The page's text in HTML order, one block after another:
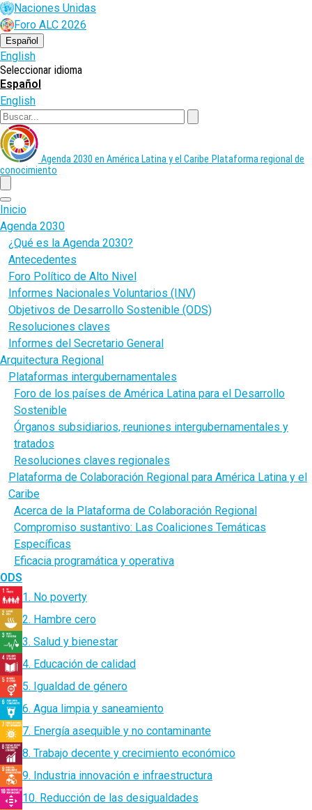
Pasar
al
contenido
principal
Naciones Unidas
Foro ALC 2026
Español
English
Seleccionar idioma
Español
English
Agenda 2030 en América Latina y el Caribe Plataforma regional de
conocimiento
menu
Inicio
Agenda 2030
¿Qué es la Agenda 2030?
Antecedentes
Foro Político de Alto Nivel
Informes Nacionales Voluntarios (INV)
Objetivos de Desarrollo Sostenible (ODS)
Resoluciones claves
Informes del Secretario General
Arquitectura Regional
Plataformas intergubernamentales
Foro de los países de América Latina para el Desarrollo
Sostenible
Órganos subsidiarios, reuniones intergubernamentales y
tratados
Resoluciones claves regionales
Plataforma de Colaboración Regional para América Latina y el
Caribe
Acerca de la Plataforma de Colaboración Regional
Compromiso sustantivo: Las Coaliciones Temáticas
Específicas
Eficacia programática y operativa
ODS
1. No poverty
2. Hambre cero
3. Salud y bienestar
4. Educación de calidad
5. Igualdad de género
6. Agua limpia y saneamiento
7. Energía asequible y no contaminante
8. Trabajo decente y crecimiento económico
9. Industria innovación e infraestructura
10. Reducción de las desigualdades